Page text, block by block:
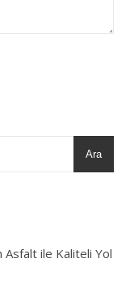
Ara
Asfalt ile Kaliteli Yol